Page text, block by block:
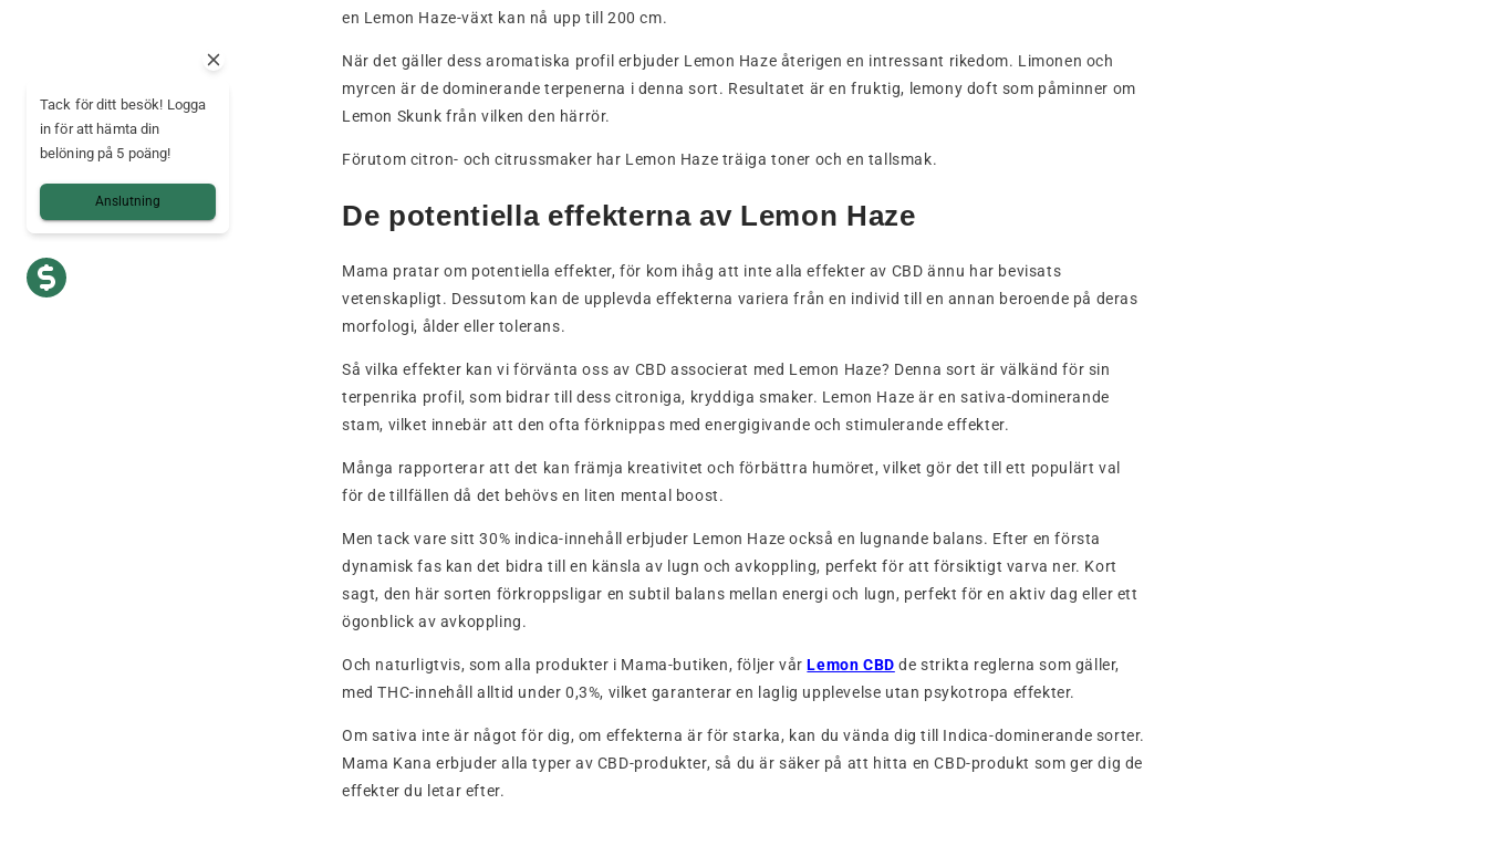
en Lemon Haze-växt kan nå upp till 200 cm.
När det gäller dess aromatiska profil erbjuder Lemon Haze återigen en intressant rikedom. Limonen och
myrcen är de dominerande terpenerna i denna sort. Resultatet är en fruktig, lemony doft som påminner om
Lemon Skunk från vilken den härrör.
Förutom citron- och citrussmaker har Lemon Haze träiga toner och en tallsmak.
De potentiella effekterna av Lemon Haze
Mama pratar om potentiella effekter, för kom ihåg att inte alla effekter av CBD ännu har bevisats
vetenskapligt. Dessutom kan de upplevda effekterna variera från en individ till en annan beroende på deras
morfologi, ålder eller tolerans.
Så vilka effekter kan vi förvänta oss av CBD associerat med Lemon Haze? Denna sort är välkänd för sin
terpenrika profil, som bidrar till dess citroniga, kryddiga smaker. Lemon Haze är en sativa-dominerande
stam, vilket innebär att den ofta förknippas med energigivande och stimulerande effekter.
Många rapporterar att det kan främja kreativitet och förbättra humöret, vilket gör det till ett populärt val
för de tillfällen då det behövs en liten mental boost.
Men tack vare sitt 30% indica-innehåll erbjuder Lemon Haze också en lugnande balans. Efter en första
dynamisk fas kan det bidra till en känsla av lugn och avkoppling, perfekt för att försiktigt varva ner. Kort
sagt, den här sorten förkroppsligar en subtil balans mellan energi och lugn, perfekt för en aktiv dag eller ett
ögonblick av avkoppling.
Och naturligtvis, som alla produkter i Mama-butiken, följer vårLemon CBD de strikta reglerna som gäller,
med THC-innehåll alltid under 0,3%, vilket garanterar en laglig upplevelse utan psykotropa effekter.
Om sativa inte är något för dig, om effekterna är för starka, kan du vända dig till Indica-dominerande sorter.
Mama Kana erbjuder alla typer av CBD-produkter, så du är säker på att hitta en CBD-produkt som ger dig de
effekter du letar efter.
Tack för ditt besök! Logga
in för att hämta din
belöning på 5 poäng!
Anslutning